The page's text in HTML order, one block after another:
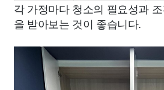
각 가정마다 청소의 필요성과
을 받아보는 것이 좋습니다.